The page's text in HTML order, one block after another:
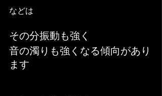
などは
その分振動も強く
音の濁りも強くなる傾向があり
ます